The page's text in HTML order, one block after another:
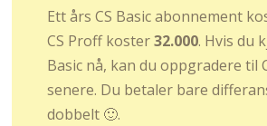
Ett års CS Basic abonnement
CS Proff koster32.000. Hvis du
Basic nå, kan du oppgradere til
senere. Du betaler bare
dobbelt 🙂.